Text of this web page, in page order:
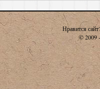
Нравится
© 2009